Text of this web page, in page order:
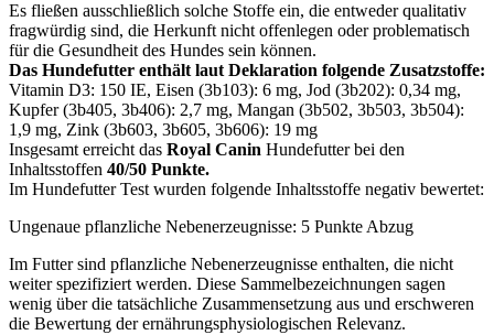
Es fließen ausschließlich solche Stoffe ein, die entweder qualitativ
fragwürdig sind, die Herkunft nicht offenlegen oder problematisch
für die Gesundheit des Hundes sein können.
Das Hundefutter enthält laut Deklaration folgende Zusatzstoffe:
Vitamin D3: 150 IE, Eisen (3b103): 6 mg, Jod (3b202): 0,34 mg,
Kupfer (3b405, 3b406): 2,7 mg, Mangan (3b502, 3b503, 3b504):
1,9 mg, Zink (3b603, 3b605, 3b606): 19 mg
Insgesamt erreicht das Royal Canin Hundefutter bei den
Inhaltsstoffen 40/50 Punkte.
Im Hundefutter Test wurden folgende Inhaltsstoffe negativ bewertet:
Ungenaue pflanzliche Nebenerzeugnisse: 5 Punkte Abzug
Im Futter sind pflanzliche Nebenerzeugnisse enthalten, die nicht
weiter spezifiziert werden. Diese Sammelbezeichnungen sagen
wenig über die tatsächliche Zusammensetzung aus und erschweren
die Bewertung der ernährungsphysiologischen Relevanz.